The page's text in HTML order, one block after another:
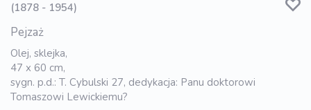
(1878 - 1954)
Pejzaż
Olej, sklejka,
47 x 60 cm,
sygn. p.d.: T. Cybulski 27, dedykacja: Panu doktorowi
Tomaszowi Lewickiemu?